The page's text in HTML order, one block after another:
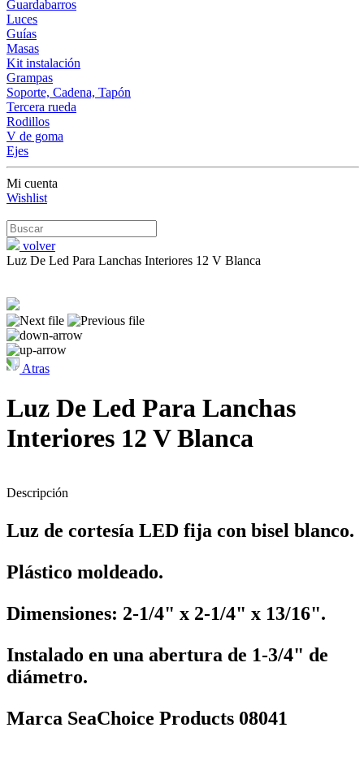
Guardabarros
Luces
Guías
Masas
Kit instalación
Grampas
Soporte, Cadena, Tapón
Tercera rueda
Rodillos
V de goma
Ejes
Mi cuenta
Wishlist
volver
Luz De Led Para Lanchas Interiores 12 V Blanca
Atras
Luz De Led Para Lanchas
Interiores 12 V Blanca
Descripción
Luz de cortesía LED fija con bisel blanco.
Plástico moldeado.
Dimensiones: 2-1/4" x 2-1/4" x 13/16".
Instalado en una abertura de 1-3/4" de
diámetro.
Marca SeaChoice Products 08041